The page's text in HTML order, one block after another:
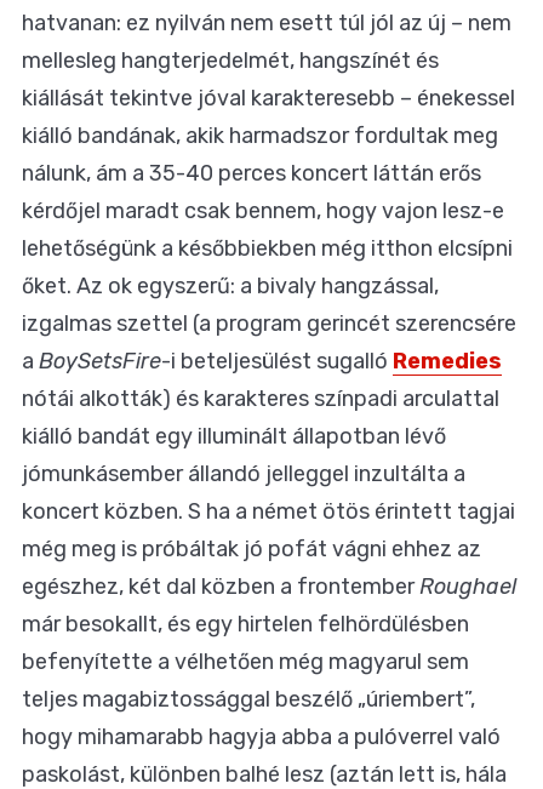
hatvanan: ez nyilván nem esett túl jól az új – nem
mellesleg hangterjedelmét, hangszínét és
kiállását tekintve jóval karakteresebb – énekessel
kiálló bandának, akik harmadszor fordultak meg
nálunk, ám a 35-40 perces koncert láttán erős
kérdőjel maradt csak bennem, hogy vajon lesz-e
lehetőségünk a későbbiekben még itthon elcsípni
őket. Az ok egyszerű: a bivaly hangzással,
izgalmas szettel (a program gerincét szerencsére
a BoySetsFire-i beteljesülést sugalló Remedies
nótái alkották) és karakteres színpadi arculattal
kiálló bandát egy illuminált állapotban lévő
jómunkásember állandó jelleggel inzultálta a
koncert közben. S ha a német ötös érintett tagjai
még meg is próbáltak jó pofát vágni ehhez az
egészhez, két dal közben a frontemberRoughael
már besokallt, és egy hirtelen felhördülésben
befenyítette a vélhetően még magyarul sem
teljes magabiztossággal beszélő „úriembert”,
hogy mihamarabb hagyja abba a pulóverrel való
paskolást, különben balhé lesz (aztán lett is, hála